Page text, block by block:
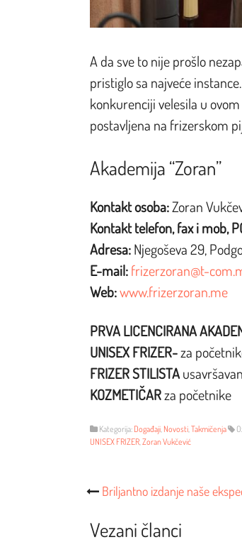
A da sve to nije prošlo
pristiglo sa najveće
konkurenciji velesila u
postavljena na frizerskom
Akademija “Zoran”
Kontakt osoba:Zoran
Kontakt telefon, fax i mob,
Adresa:Njegoševa 29,
E-mail:frizerzoran@t-
Web:www.frizerzoran.me
PRVA LICENCIRANA
UNISEX FRIZER-za
FRIZER STILISTA
KOZMETIČARza početnike
Kategorija: Događaji Novosti Takmičenja
UNISEX FRIZER Zoran Vukčević
Post
Navigacija
Briljantno izdanje naše
Vezani članci